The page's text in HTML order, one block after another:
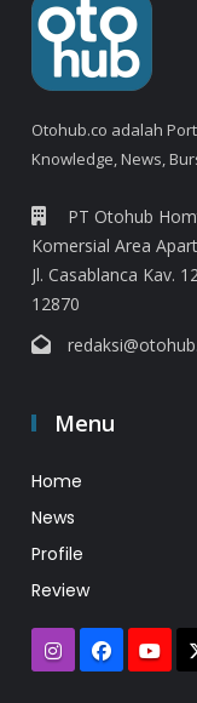
Otohub.co adalah
Knowledge, News,
PT Otohub
Komersial Area
Jl. Casablanca Kav.
12870
Menu
Home
News
Profile
Review